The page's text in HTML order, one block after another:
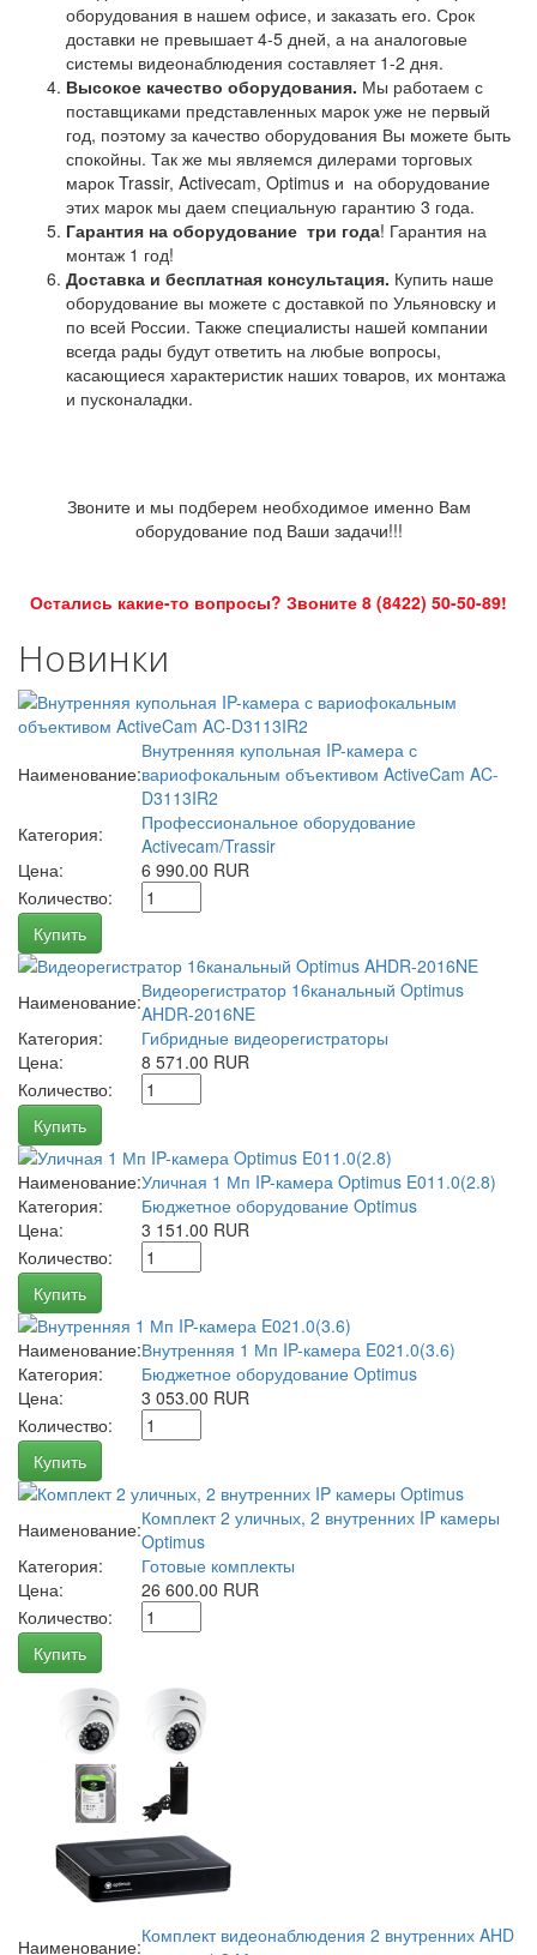
оборудования в нашем офисе, и заказать его. Срок
доставки не превышает 4-5 дней, а на аналоговые
системы видеонаблюдения составляет 1-2 дня.
Высокое качество оборудования. Мы работаем с
поставщиками представленных марок уже не первый
год, поэтому за качество оборудования Вы можете быть
спокойны. Так же мы являемся дилерами торговых
марок Trassir, Activecam, Optimus и на оборудование
этих марок мы даем специальную гарантию 3 года.
Гарантия на оборудование три года! Гарантия на
монтаж 1 год!
Доставка и бесплатная консультация. Купить наше
оборудование вы можете с доставкой по Ульяновску и
по всей России. Также специалисты нашей компании
всегда рады будут ответить на любые вопросы,
касающиеся характеристик наших товаров, их монтажа
и пусконаладки.
Звоните и мы подберем необходимое именно Вам
оборудование под Ваши задачи!!!
Остались какие-то вопросы? Звоните 8 (8422) 50-50-89!
Новинки
Наименование:
Внутренняя купольная IP-камера с
вариофокальным объективом ActiveCam AC-
D3113IR2
Категория:
Профессиональное оборудование
Activecam/Trassir
Цена:
6 990.00 RUR
Количество:
Купить
Наименование:Видеорегистратор 16канальный Optimus
AHDR-2016NE
Категория:
Гибридные видеорегистраторы
Цена:
8 571.00 RUR
Количество:
Купить
Наименование:Уличная 1 Мп IP-камера Optimus E011.0(2.8)
Категория:
Бюджетное оборудование Optimus
Цена:
3 151.00 RUR
Количество:
Купить
Наименование:Внутренняя 1 Мп IP-камера E021.0(3.6)
Категория:
Бюджетное оборудование Optimus
Цена:
3 053.00 RUR
Количество:
Купить
Наименование:Комплект 2 уличных, 2 внутренних IP камеры
Optimus
Категория:
Готовые комплекты
Цена:
26 600.00 RUR
Количество:
Купить
Наименование:Комплект видеонаблюдения 2 внутренних AHD